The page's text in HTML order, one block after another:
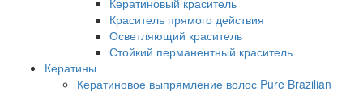
Кератиновый краситель
Краситель прямого действия
Осветляющий краситель
Стойкий перманентный краситель
Кератины
Кератиновое выпрямление волос Pure Brazilian